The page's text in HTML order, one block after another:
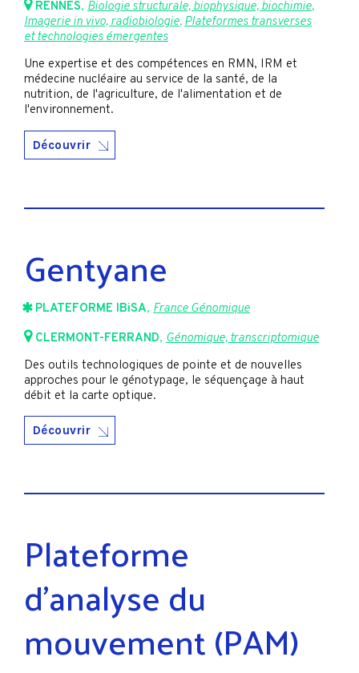
RENNES, Biologie structurale, biophysique, biochimie,
Imagerie in vivo, radiobiologie,Plateformes transverses
et technologies émergentes
Une expertise et des compétences en RMN, IRM et
médecine nucléaire au service de la santé, de la
nutrition, de l'agriculture, de l'alimentation et de
l'environnement.
Découvrir
Gentyane
PLATEFORME IBiSA, France Génomique
CLERMONT-FERRAND, Génomique, transcriptomique
Des outils technologiques de pointe et de nouvelles
approches pour le génotypage, le séquençage à haut
débit et la carte optique.
Découvrir
Plateforme
d’analyse du
mouvement (PAM)